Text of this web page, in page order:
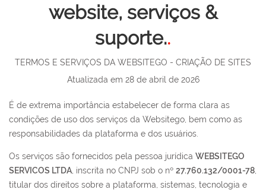
website, serviços &
suporte..
TERMOS E SERVIÇOS DA WEBSITEGO - CRIAÇÃO DE SITES
Atualizada em 28 de abril de 2026
É de extrema importância estabelecer de forma clara as
condições de uso dos serviços da Websitego, bem como as
responsabilidades da plataforma e dos usuários.
Os serviços são fornecidos pela pessoa jurídica WEBSITEGO
SERVICOS LTDA , inscrita no CNPJ sob o nº 27.760.132/0001-78
titular dos direitos sobre a plataforma, sistemas, tecnologia e